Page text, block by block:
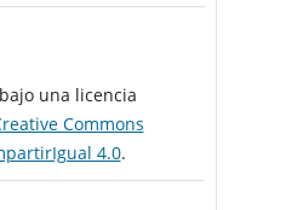
una licencia
Commons
4.0.